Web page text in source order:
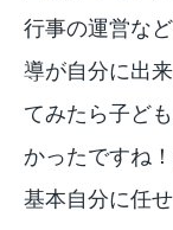
行事の運営な
導が自分に出
てみたら子ど
かったですね
基本自分に任